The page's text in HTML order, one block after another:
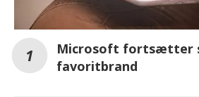
Microsoft fortsætter
favoritbrand